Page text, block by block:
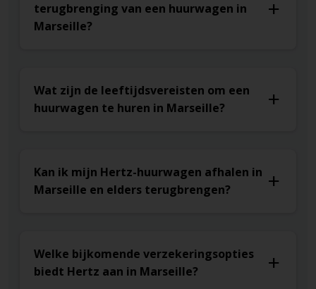
terugbrenging van een huurwagen in
Marseille?
Wat zijn de leeftijdsvereisten om een
huurwagen te huren in Marseille?
Kan ik mijn Hertz-huurwagen afhalen in
Marseille en elders terugbrengen?
Welke bijkomende verzekeringsopties
biedt Hertz aan in Marseille?